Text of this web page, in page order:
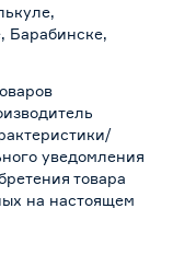
Барабинске,
уведомления
товара
на настоящем